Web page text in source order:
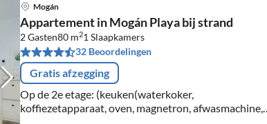
Mogán
Appartement in Mogán Playa bij strand
2 Gasten80 m21 Slaapkamers
32 Beoordelingen
Gratis afzegging
Op de 2e etage: (keuken(waterkoker,
koffiezetapparaat, oven, magnetron, afwasmachine,